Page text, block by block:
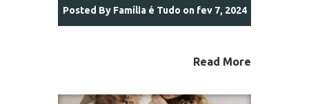
Posted By Família é Tudo on fev 7, 2024
Read More